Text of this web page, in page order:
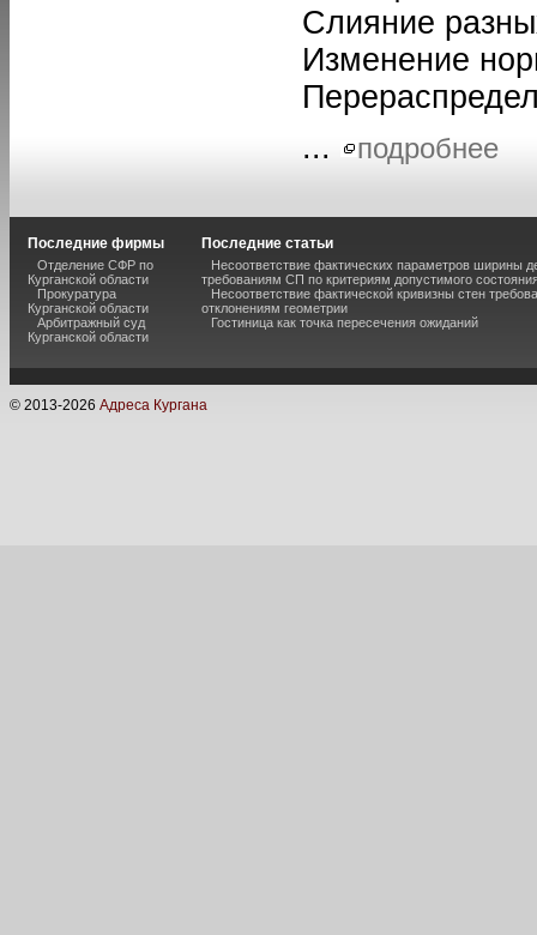
Слияние
Изменение
...
подробнее
Последние фирмы
Отделение СФР по
Курганской области
Прокуратура
Курганской области
Арбитражный суд
Курганской области
Последние статьи
Несоответствие фактических параметров ширины
требованиям СП по критериям допустимого
Несоответствие фактической кривизны стен
отклонениям геометрии
Гостиница как точка пересечения ожиданий
© 2013-2026 Адреса Кургана